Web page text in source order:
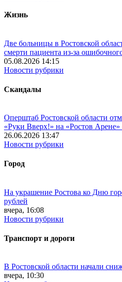
Жизнь
Две больницы в Ростовской
смерти пациента из-за
05.08.2026 14:15
Новости рубрики
Скандалы
Оперштаб Ростовской области
«Руки Вверх!» на «Ростов
26.06.2026 13:47
Новости рубрики
Город
На украшение Ростова ко Дню
рублей
вчера, 16:08
Новости рубрики
Транспорт и дороги
В Ростовской области начали
вчера, 10:30